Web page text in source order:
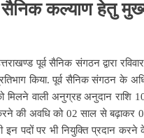
सैनिक कल्याण हेतु
पूर्व सैनिक संगठन द्वारा
किया. पूर्व सैनिक संगठन के
मिलने वाली अनुग्रह अनुदान राशि
की अवधि को 02 साल से बढ़ाकर 05
इन पदों पर भी नियुक्ति प्रदान करने